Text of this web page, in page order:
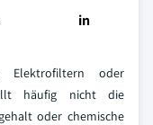
in
Elektrofiltern oder
häufig nicht die
oder chemische